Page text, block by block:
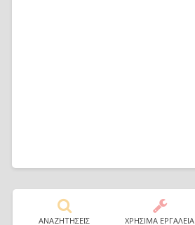
ΑΝΑΖΗΤΗΣΕΙΣ ΧΡΗΣΙΜΑ ΕΡΓΑΛΕΙΑ